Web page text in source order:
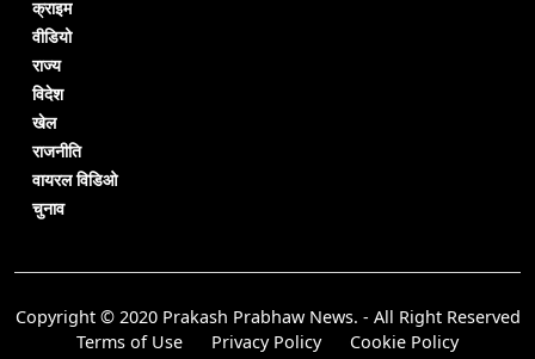
क्राइम
वीडियो
राज्य
विदेश
खेल
राजनीति
वायरल विडिओ
चुनाव
Copyright © 2020 Prakash Prabhaw News. - All Right Reserved
Terms of Use
Privacy Policy Cookie Policy